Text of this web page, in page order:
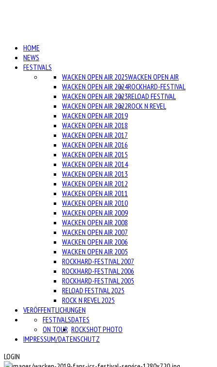
HOME
NEWS
FESTIVALS
WACKEN OPEN AIR
WACKEN OPEN AIR 2025
WACKEN OPEN AIR 2024
WACKEN OPEN AIR 2023
WACKEN OPEN AIR 2022
WACKEN OPEN AIR 2019
WACKEN OPEN AIR 2018
WACKEN OPEN AIR 2017
WACKEN OPEN AIR 2016
WACKEN OPEN AIR 2015
WACKEN OPEN AIR 2014
WACKEN OPEN AIR 2013
WACKEN OPEN AIR 2012
WACKEN OPEN AIR 2011
WACKEN OPEN AIR 2010
WACKEN OPEN AIR 2009
WACKEN OPEN AIR 2008
WACKEN OPEN AIR 2007
WACKEN OPEN AIR 2006
WACKEN OPEN AIR 2005
ROCKHARD-FESTIVAL
ROCKHARD-FESTIVAL 2007
ROCKHARD-FESTIVAL 2006
ROCKHARD-FESTIVAL 2005
RELOAD FESTIVAL
RELOAD FESTIVAL 2025
ROCK N REVEL
ROCK N REVEL 2025
VERÖFFENTLICHUNGEN
DATES
FESTIVALS
ON TOUR ROCKSHOT PHOTO
IMPRESSUM/DATENSCHUTZ
LOGIN